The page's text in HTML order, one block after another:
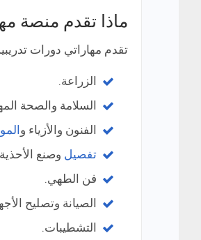
ماذا تقدم منصة
تقدم مهاراتي دورات
الزراعة.
السلامة والصحة
الفنون والأزياء و
تفصيل وصنع
فن الطهي.
الصيانة وتصليح
التشطيبات.